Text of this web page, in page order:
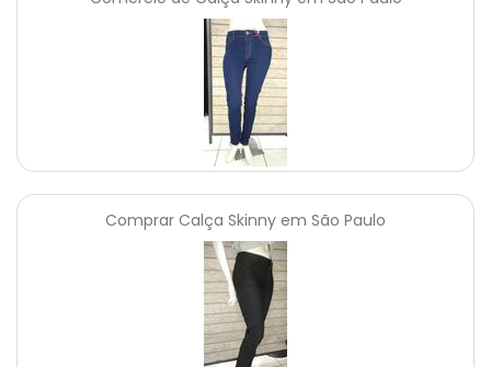
Comprar Calça Skinny em São Paulo